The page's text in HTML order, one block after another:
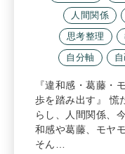
人間関係
思考整理
自分軸
『違和感・葛藤・
歩を踏み出す』 慌
らし、人間関係、
和感や葛藤、モヤ
そん…